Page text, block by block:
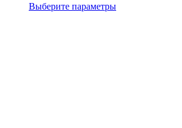
Выберите параметры